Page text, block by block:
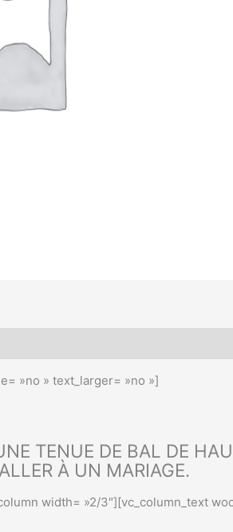
»no » text_larger= »no »]
TENUE DE BAL DE
À UN MARIAGE.
width= »2/3″][vc_column_text